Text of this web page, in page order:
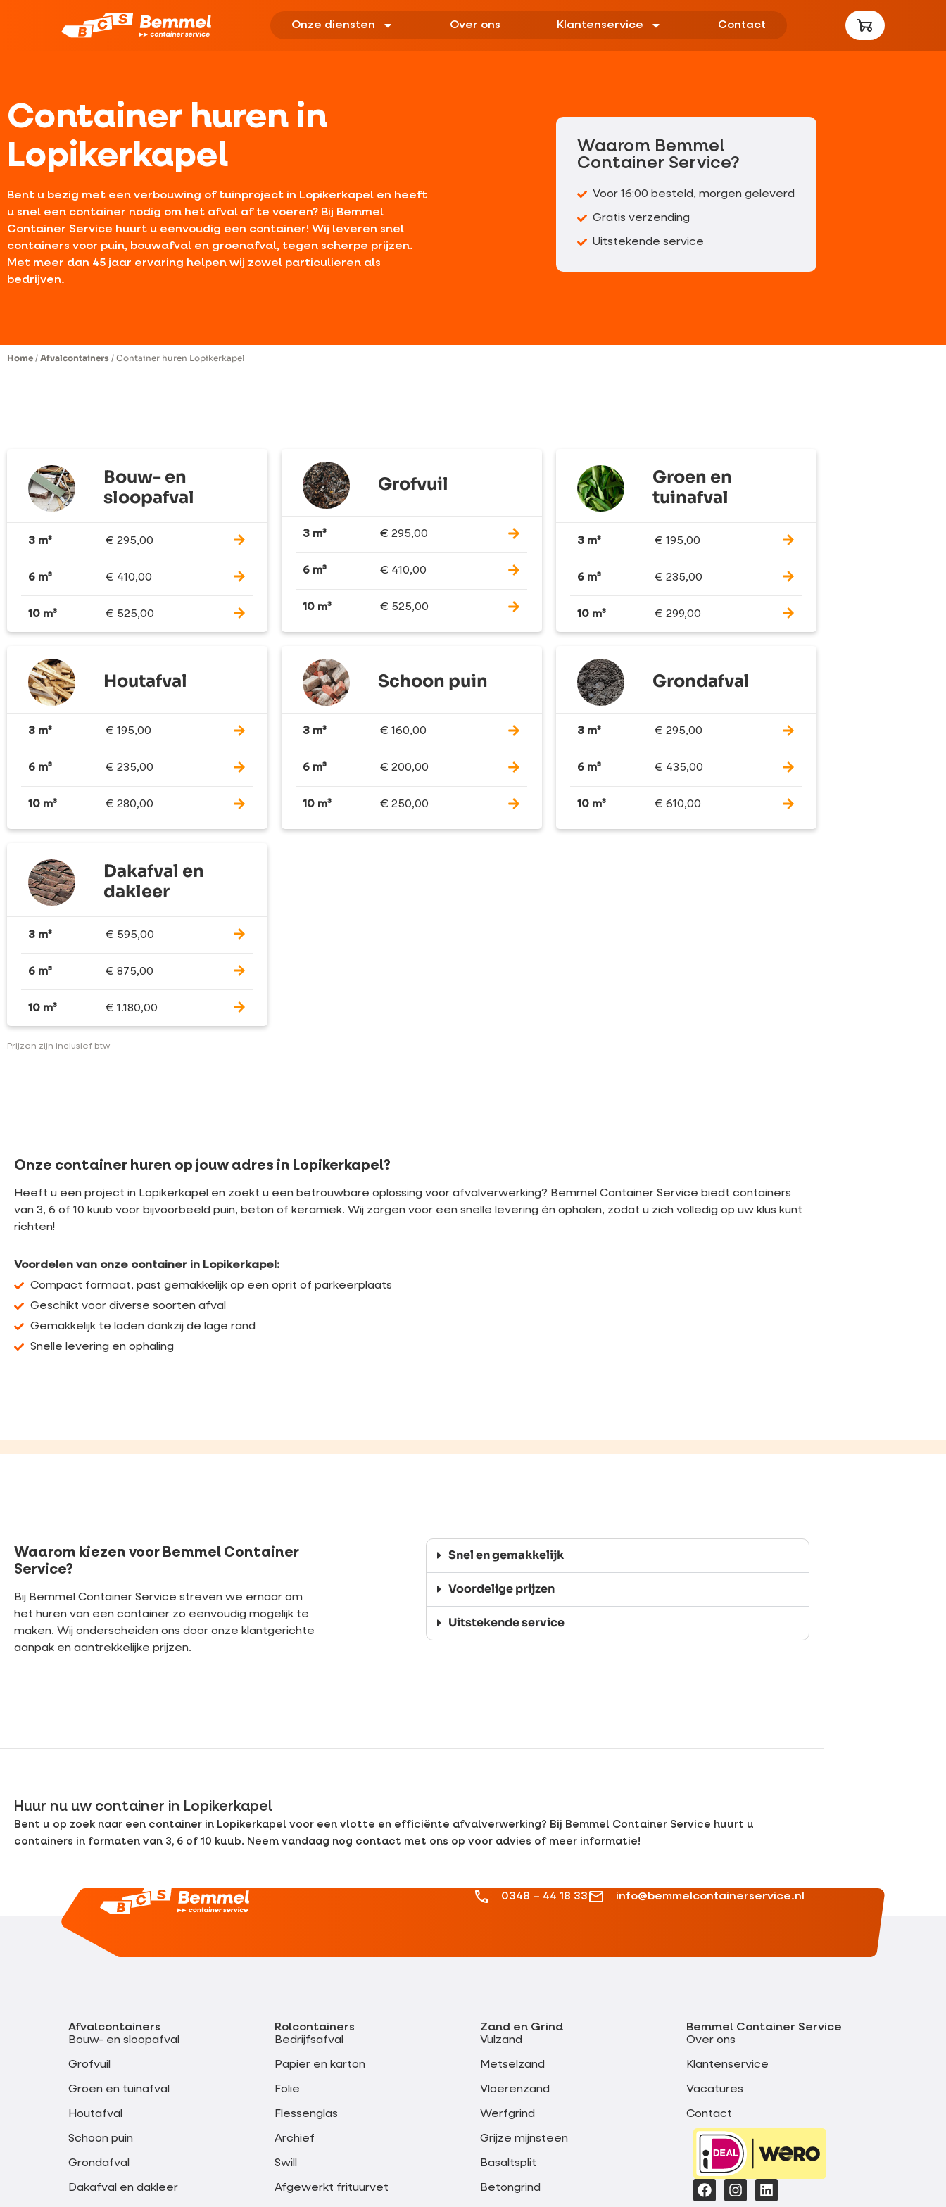
Onze diensten Over ons Klantenservice Contact
Container huren in
Lopikerkapel
Bent u bezig met een verbouwing of tuinproject in Lopikerkapel en heeft
u snel een container nodig om het afval af te voeren? Bij Bemmel
Container Service huurt u eenvoudig een container! Wij leveren snel
containers voor puin, bouwafval en groenafval, tegen scherpe prijzen.
Met meer dan 45 jaar ervaring helpen wij zowel particulieren als
bedrijven.
Waarom Bemmel
Container Service?
Voor 16:00 besteld, morgen geleverd
Gratis verzending
Uitstekende service
Home / Afvalcontainers / Container huren Lopikerkapel
Bouw- en
sloopafval
3 m³ € 295,00
6 m³ € 410,00
10 m³ € 525,00
Grofvuil
3 m³ € 295,00
6 m³ € 410,00
10 m³ € 525,00
Groen en
tuinafval
3 m³ € 195,00
6 m³ € 235,00
10 m³ € 299,00
Houtafval
3 m³ € 195,00
6 m³ € 235,00
10 m³ € 280,00
Schoon puin
3 m³ € 160,00
6 m³ € 200,00
10 m³ € 250,00
Grondafval
3 m³ € 295,00
6 m³ € 435,00
10 m³ € 610,00
Dakafval en
dakleer
3 m³ € 595,00
6 m³ € 875,00
10 m³ € 1.180,00
Prijzen zijn inclusief btw
Onze container huren op jouw adres in Lopikerkapel?
Heeft u een project in Lopikerkapel en zoekt u een betrouwbare oplossing voor afvalverwerking? Bemmel Container Service biedt containers
van 3, 6 of 10 kuub voor bijvoorbeeld puin, beton of keramiek. Wij zorgen voor een snelle levering én ophalen, zodat u zich volledig op uw klus kunt
richten!
Voordelen van onze container in Lopikerkapel:
Compact formaat, past gemakkelijk op een oprit of parkeerplaats
Geschikt voor diverse soorten afval
Gemakkelijk te laden dankzij de lage rand
Snelle levering en ophaling
Waarom kiezen voor Bemmel Container
Service?
Bij Bemmel Container Service streven we ernaar om
het huren van een container zo eenvoudig mogelijk te
maken. Wij onderscheiden ons door onze klantgerichte
aanpak en aantrekkelijke prijzen.
Snel en gemakkelijk
Voordelige prijzen
Uitstekende service
Huur nu uw container in Lopikerkapel
Bent u op zoek naar een container in Lopikerkapel voor een vlotte en efficiënte afvalverwerking? Bij Bemmel Container Service huurt u
containers in formaten van 3, 6 of 10 kuub. Neem vandaag nog contact met ons op voor advies of meer informatie!
0348 – 44 18 33 info@bemmelcontainerservice.nl
Afvalcontainers
Bouw- en sloopafval
Grofvuil
Groen en tuinafval
Houtafval
Schoon puin
Grondafval
Dakafval en dakleer
Rolcontainers
Bedrijfsafval
Papier en karton
Folie
Flessenglas
Archief
Swill
Afgewerkt frituurvet
Zand en Grind
Vulzand
Metselzand
Vloerenzand
Werfgrind
Grijze mijnsteen
Basaltsplit
Betongrind
Bemmel Container Service
Over ons
Klantenservice
Vacatures
Contact